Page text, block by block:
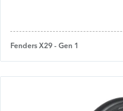
Fenders X29 - Gen 1